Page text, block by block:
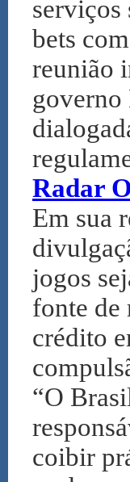
serviços
bets
reunião
governo
Radar
Em sua
jogos
fonte de
crédito
“O
coibir